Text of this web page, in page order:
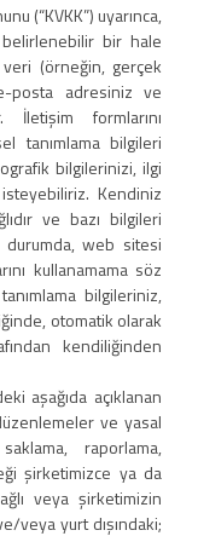
(“KVKK”) uyarınca,
bir hale
(örneğin, gerçek
posta adresiniz ve
İletişim formlarını
tanımlama bilgileri
bilgilerinizi, ilgi
Kendiniz
ve bazı bilgileri
web sitesi
kullanamama söz
bilgileriniz,
otomatik olarak
kendiliğinden
aşağıda açıklanan
ve yasal
raporlama,
şirketimizce ya da
veya şirketimizin
veya yurt dışındaki;